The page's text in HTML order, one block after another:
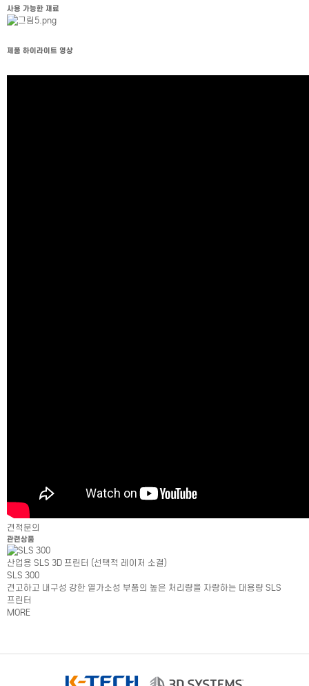
사용 가능한 재료
제품 하이라이트 영상
견적문의
관련상품
산업용 SLS 3D 프린터 (선택적 레이저 소결)
SLS 300
견고하고 내구성 강한 열가소성 부품의 높은 처리량을 자랑하는 대용량 SLS
프린터
MORE